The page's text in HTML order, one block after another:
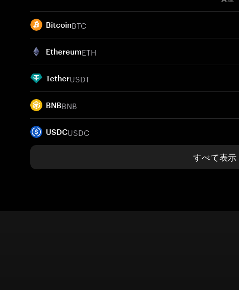
BitcoinBTC
EthereumETH
TetherUSDT
BNBBNB
USDCUSDC
すべて表示